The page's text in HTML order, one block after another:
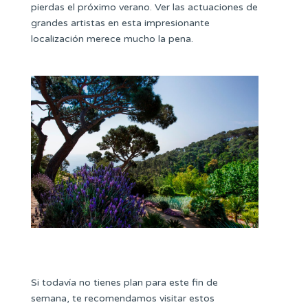
pierdas el próximo verano. Ver las actuaciones de
grandes artistas en esta impresionante
localización merece mucho la pena.
Si todavía no tienes plan para este fin de
semana, te recomendamos visitar estos